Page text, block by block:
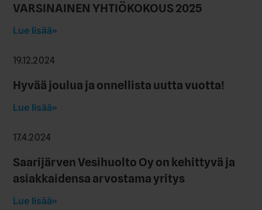
VARSINAINEN YHTIÖKOKOUS 2025
Lue lisää
19.12.2024
Hyvää joulua ja onnellista uutta vuotta!
Lue lisää
17.4.2024
Saarijärven Vesihuolto Oy on kehittyvä ja
asiakkaidensa arvostama yritys
Lue lisää